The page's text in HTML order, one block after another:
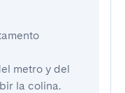
metro y del
la colina.